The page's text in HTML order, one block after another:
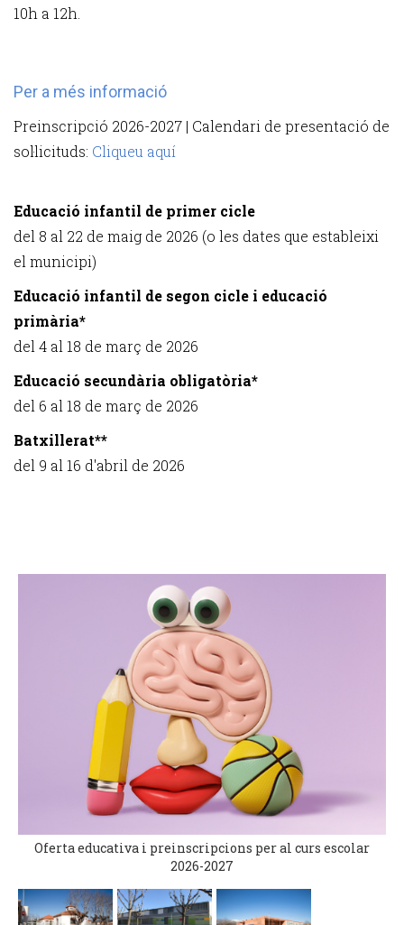
10h a 12h.
Per a més informació
Preinscripció 2026-2027 | Calendari de presentació de
sol·licituds: Cliqueu aquí
Educació infantil de primer cicle
del 8 al 22 de maig de 2026 (o les dates que estableixi
el municipi)
Educació infantil de segon cicle i educació
primària*
del 4 al 18 de març de 2026
Educació secundària obligatòria*
del 6 al 18 de març de 2026
Batxillerat**
del 9 al 16 d'abril de 2026
Oferta educativa i preinscripcions per al curs escolar
2026-2027